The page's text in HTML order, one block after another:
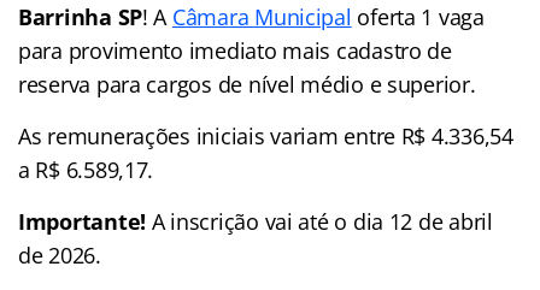
Barrinha SP! A Câmara Municipal oferta 1 vaga
para provimento imediato mais cadastro de
reserva para cargos de nível médio e superior.
As remunerações iniciais variam entre R$ 4.336,54
a R$ 6.589,17.
Importante! A inscrição vai até o dia 12 de abril
de 2026.